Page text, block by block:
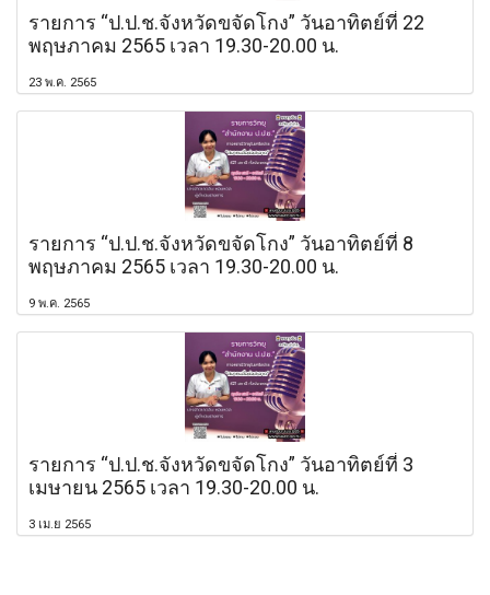
รายการ “ป.ป.ช.จังหวัดขจัดโกง” วันอาทิตย์ที่ 22
พฤษภาคม 2565 เวลา 19.30-20.00 น.
23 พ.ค. 2565
รายการ “ป.ป.ช.จังหวัดขจัดโกง” วันอาทิตย์ที่ 8
พฤษภาคม 2565 เวลา 19.30-20.00 น.
9 พ.ค. 2565
รายการ “ป.ป.ช.จังหวัดขจัดโกง” วันอาทิตย์ที่ 3
เมษายน 2565 เวลา 19.30-20.00 น.
3 เม.ย 2565